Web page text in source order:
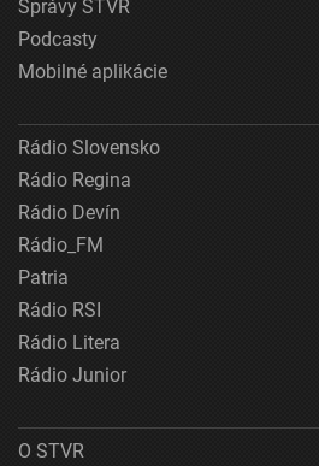
Správy STVR
Podcasty
Mobilné aplikácie
Rádio Slovensko
Rádio Regina
Rádio Devín
Rádio_FM
Patria
Rádio RSI
Rádio Litera
Rádio Junior
O STVR